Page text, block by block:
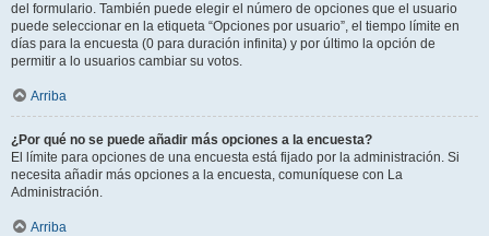
del formulario. También puede elegir el número de opciones que el usuario
puede seleccionar en la etiqueta “Opciones por usuario”, el tiempo límite en
días para la encuesta (0 para duración infinita) y por último la opción de
permitir a lo usuarios cambiar su votos.
Arriba
¿Por qué no se puede añadir más opciones a la encuesta?
El límite para opciones de una encuesta está fijado por la administración. Si
necesita añadir más opciones a la encuesta, comuníquese con La
Administración.
Arriba